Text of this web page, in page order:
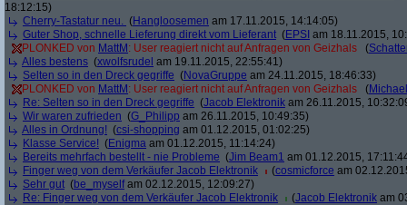
18:12:15)
Cherry-Tastatur neu. (Hangloosemen am 17.11.2015, 14:14:05)
Guter Shop, schnelle Lieferung direkt vom Lieferant (EPSI am 18.11.2015,
PLONKED von MattM : User reagiert nicht auf Anfragen von Geizhals (
Alles bestens (xwolfsrudel am 19.11.2015, 22:55:41)
Selten so in den Dreck gegriffe (NovaGruppe am 24.11.2015, 18:46:33)
PLONKED von MattM : User reagiert nicht auf Anfragen von Geizhals (
Re: Selten so in den Dreck gegriffe (Jacob Elektronik am 26.11.2015,
Wir waren zufrieden (G_Philipp am 26.11.2015, 10:49:35)
Alles in Ordnung! (csi-shopping am 01.12.2015, 01:02:25)
Klasse Service! (Enigma am 01.12.2015, 11:14:24)
Bereits mehrfach bestellt - nie Probleme (Jim Beam1 am 01.12.2015,
Finger weg von dem Verkäufer Jacob Elektronik
(cosmicforce am
Sehr gut (be_myselfam 02.12.2015, 12:09:27)
Re: Finger weg von dem Verkäufer Jacob Elektronik
(Jacob Elektronik am